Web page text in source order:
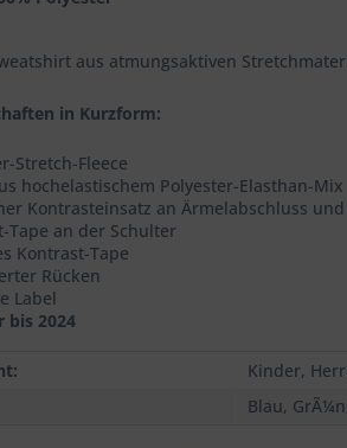
aus atmungsaktiven
in Kurzform:
Stretch-Fleece
hochelastischem Polyester-Elasthan-Mix
Kontrasteinsatz an Ärmelabschluss und
Tape an der Schulter
Kontrast-Tape
Rücken
Label
bis 2024
Kinder,
Blau,